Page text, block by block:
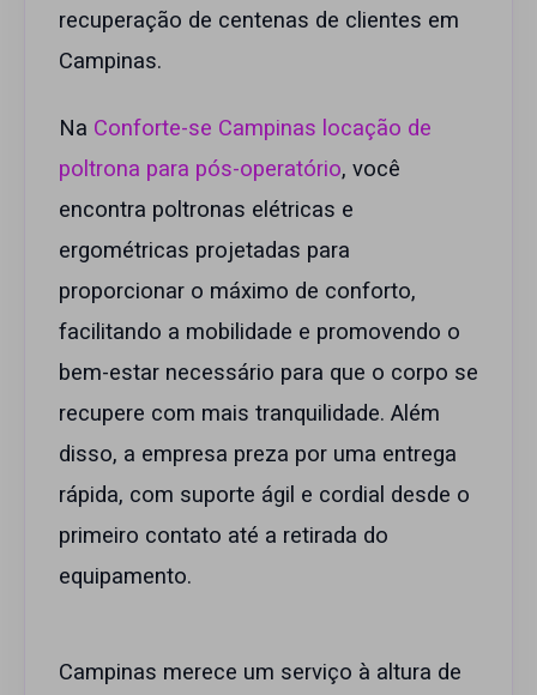
recuperação de centenas de clientes em
Campinas.
Na Conforte-se Campinas locação de
poltrona para pós-operatório, você
encontra poltronas elétricas e
ergométricas projetadas para
proporcionar o máximo de conforto,
facilitando a mobilidade e promovendo o
bem-estar necessário para que o corpo se
recupere com mais tranquilidade. Além
disso, a empresa preza por uma entrega
rápida, com suporte ágil e cordial desde o
primeiro contato até a retirada do
equipamento.
Campinas merece um serviço à altura de